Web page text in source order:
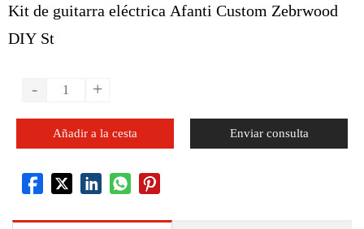
Kit de guitarra eléctrica Afanti Custom Zebrwood
DIY St
- +
Añadir a la cesta Enviar consulta